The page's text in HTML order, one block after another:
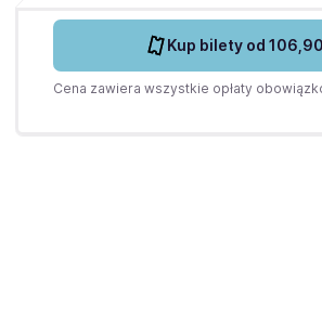
Kup bilety od
Cena zawiera wszystkie opłaty